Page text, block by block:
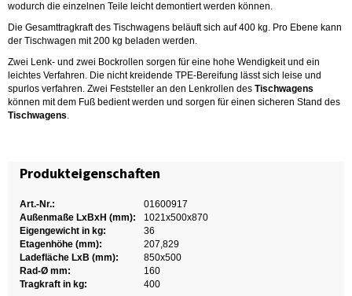
wodurch die einzelnen Teile leicht demontiert werden können.
Die Gesamttragkraft des Tischwagens beläuft sich auf 400 kg. Pro Ebene kann
der Tischwagen mit 200 kg beladen werden.
Zwei Lenk- und zwei Bockrollen sorgen für eine hohe Wendigkeit und ein
leichtes Verfahren. Die nicht kreidende TPE-Bereifung lässt sich leise und
spurlos verfahren. Zwei Feststeller an den Lenkrollen des Tischwagens
können mit dem Fuß bedient werden und sorgen für einen sicheren Stand des
Tischwagens.
Produkteigenschaften
Art.-Nr.:
01600917
Außenmaße LxBxH (mm):
1021x500x870
Eigengewicht in kg:
36
Etagenhöhe (mm):
207,829
Ladefläche LxB (mm):
850x500
Rad-Ø mm:
160
Tragkraft in kg:
400